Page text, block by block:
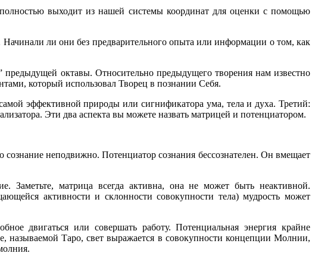
выходит из нашей системы координат для оценки с помощью
ли они без предварительного опыта или информации о том, как
предыдущей октавы. Относительно предыдущего творения нам известно
который использовал Творец в познании Себя.
эффективной природы или сигнификатора ума, тела и духа. Третий:
Эти два аспекта вы можете назвать матрицей и потенциатором.
неподвижно. Потенциатор сознания бессознателен. Он вмещает
Заметьте, матрица всегда активна, она не может быть неактивной.
активности и склонности совокупности тела) мудрость может
двигаться или совершать работу. Потенциальная энергия крайне
называемой Таро, свет выражается в совокупности концепции Молнии,